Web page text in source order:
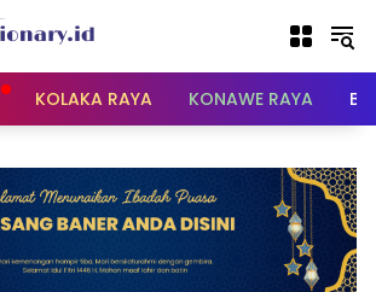
KOLAKA RAYA KONAWE RAYA